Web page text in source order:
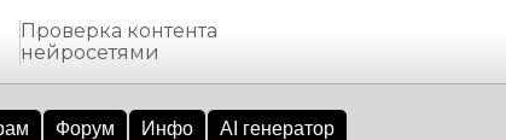
Проверка контента
нейросетями
Форум Инфо AI генератор